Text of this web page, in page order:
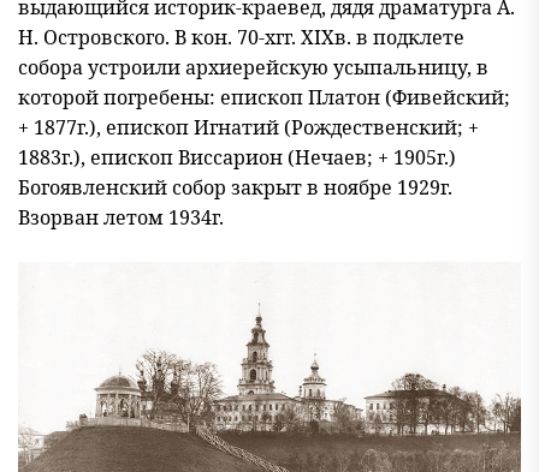
выдающийся историк-краевед, дядя драматурга А.
Н. Островского. В кон. 70-хгг. XIXв. в подклете
собора устроили архиерейскую усыпальницу, в
которой погребены: епископ Платон (Фивейский;
+ 1877г.), епископ Игнатий (Рождественский; +
1883г.), епископ Виссарион (Нечаев; + 1905г.)
Богоявленский собор закрыт в ноябре 1929г.
Взорван летом 1934г.